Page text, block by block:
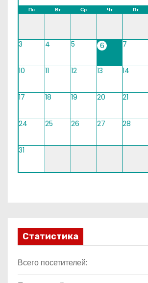
Пн Вт Ср Чт Пт
3 4 5 6 7
10 11 12 13 14
17 18 19 20 21
24 25 26 27 28
31
Статистика
Всего посетителей: